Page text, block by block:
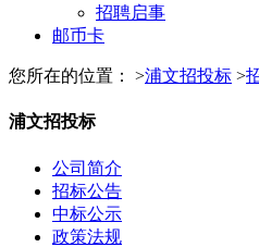
招聘启事
邮币卡
您所在的位置： >浦文招投标 >
浦文招投标
公司简介
招标公告
中标公示
政策法规